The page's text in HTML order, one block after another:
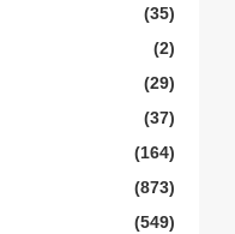
(35)
(2)
(29)
(37)
(164)
(873)
(549)